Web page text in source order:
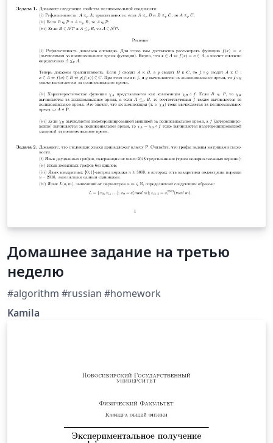
Домашнее задание на третью
неделю
#algorithm #russian #homework
Kamila